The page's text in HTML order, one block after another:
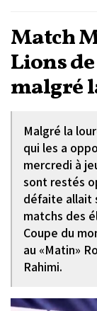
Match
Lions
malgré
Malgré la
qui les a
mercredi à
sont restés
défaite allait
matchs des
Coupe du
au «Matin»
Rahimi.